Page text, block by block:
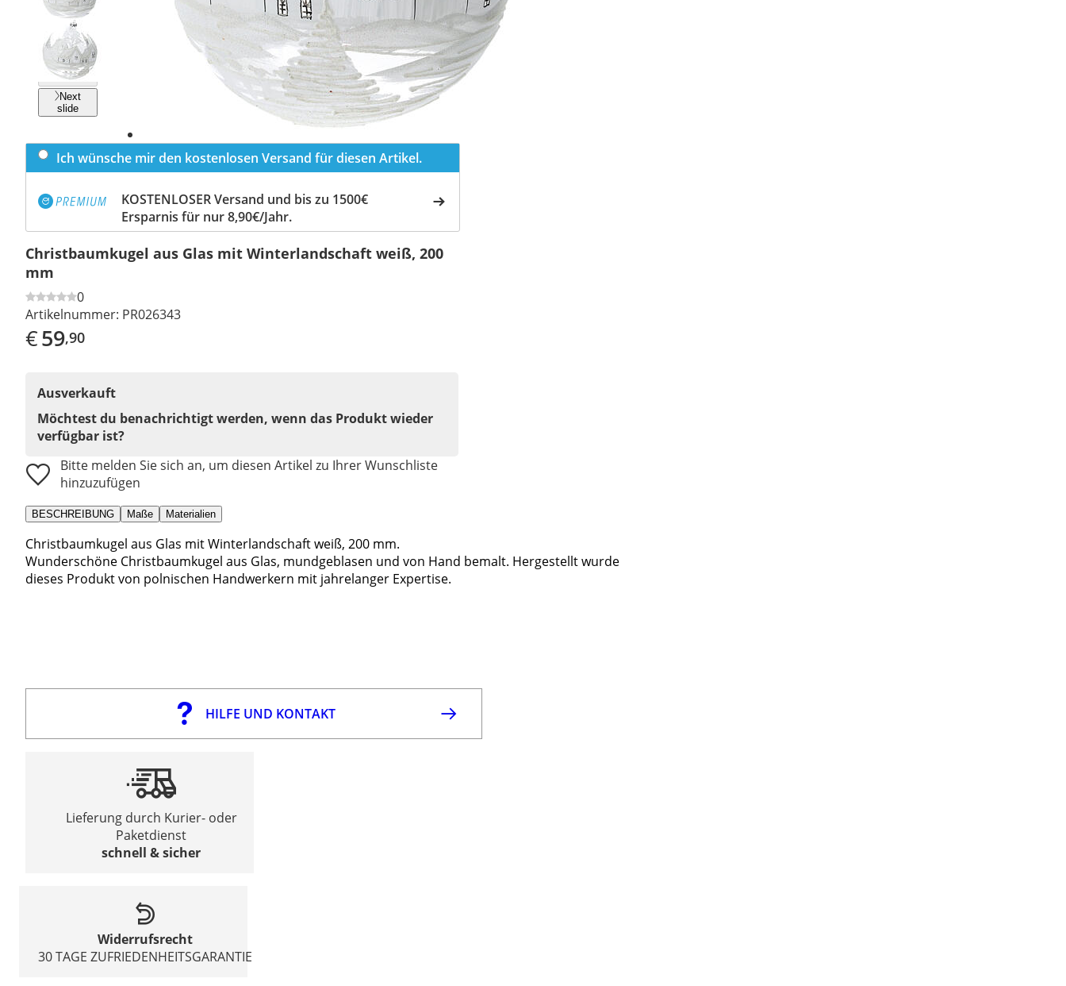
Previous
slide
Next
slide
Ich wünsche mir den kostenlosen Versand für diesen Artikel.
KOSTENLOSER Versand und bis zu 1500€
Ersparnis für nur 8,90€/Jahr.
Christbaumkugel aus Glas mit Winterlandschaft weiß, 200
mm
0
Artikelnummer: PR026343
€59,90
Ausverkauft
Möchtest du benachrichtigt werden, wenn das Produkt wieder
verfügbar ist?
Bitte melden Sie sich an, um diesen Artikel zu Ihrer Wunschliste
hinzuzufügen
BESCHREIBUNG Maße Materialien
Christbaumkugel aus Glas mit Winterlandschaft weiß, 200 mm.
Wunderschöne Christbaumkugel aus Glas, mundgeblasen und von Hand bemalt. Hergestellt wurde
dieses Produkt von polnischen Handwerkern mit jahrelanger Expertise.
HILFE UND KONTAKT
Lieferung durch Kurier- oder
Paketdienst
schnell & sicher
Widerrufsrecht
30 TAGE ZUFRIEDENHEITSGARANTIE